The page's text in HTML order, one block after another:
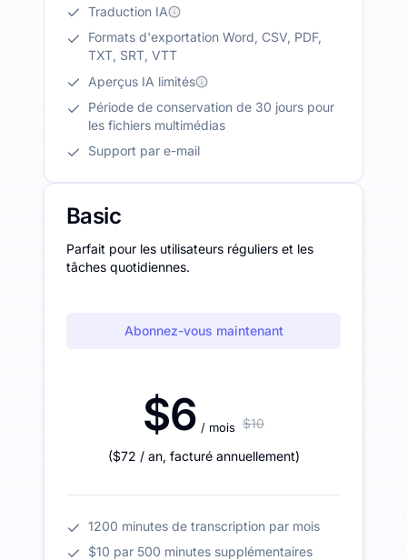
Traduction IA
Formats d'exportation Word, CSV, PDF,
TXT, SRT, VTT
Aperçus IA limités
Période de conservation de 30 jours pour
les fichiers multimédias
Support par e-mail
Basic
Parfait pour les utilisateurs réguliers et les
tâches quotidiennes.
Abonnez-vous maintenant
$6 / mois $10
($72 / an, facturé annuellement)
1200 minutes de transcription par mois
$10 par 500 minutes supplémentaires